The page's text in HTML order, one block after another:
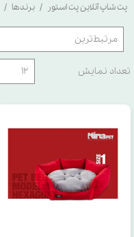
پت شاپ آنلاین پت استور برندها
مرتبط‌ترین
تعداد نمایش ۱۲